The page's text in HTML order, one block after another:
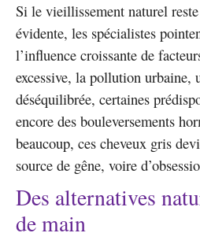
Si le vieillissement naturel
évidente, les spécialistes
l’influence croissante de
excessive, la pollution urbaine,
déséquilibrée, certaines
encore des bouleversements
beaucoup, ces cheveux gris
source de gêne, voire
Des alternatives
de main